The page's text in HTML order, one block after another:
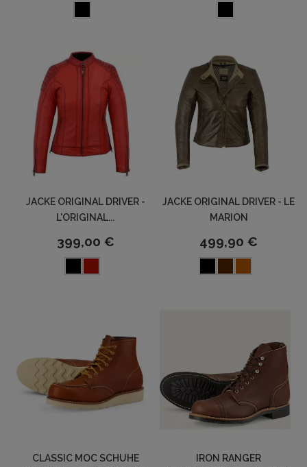
JACKE ORIGINAL DRIVER -
L'ORIGINAL...
399,00 €
JACKE ORIGINAL DRIVER - LE
MARION
499,90 €
CLASSIC MOC SCHUHE
IRON RANGER